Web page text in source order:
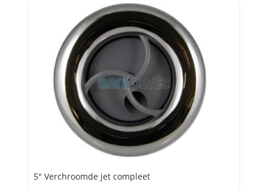
5" Verchroomde jet compleet